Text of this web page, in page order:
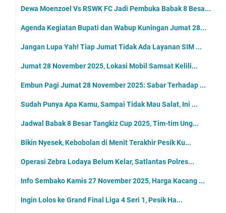
Dewa Moenzoel Vs RSWK FC Jadi Pembuka Babak 8 Besa...
Agenda Kegiatan Bupati dan Wabup Kuningan Jumat 28...
Jangan Lupa Yah! Tiap Jumat Tidak Ada Layanan SIM ...
Jumat 28 November 2025, Lokasi Mobil Samsat Kelili...
Embun Pagi Jumat 28 November 2025: Sabar Terhadap ...
Sudah Punya Apa Kamu, Sampai Tidak Mau Salat, Ini ...
Jadwal Babak 8 Besar Tangkiz Cup 2025, Tim-tim Ung...
Bikin Nyesek, Kebobolan di Menit Terakhir Pesik Ku...
Operasi Zebra Lodaya Belum Kelar, Satlantas Polres...
Info Sembako Kamis 27 November 2025, Harga Kacang ...
Ingin Lolos ke Grand Final Liga 4 Seri 1, Pesik Ha...